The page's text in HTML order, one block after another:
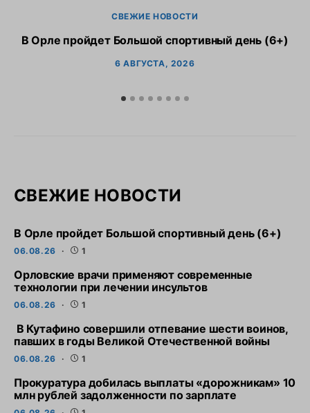
СВЕЖИЕ НОВОСТИ
В Орле пройдет Большой спортивный день (6+)
6 АВГУСТА, 2026
СВЕЖИЕ НОВОСТИ
В Орле пройдет Большой спортивный день (6+)
06.08.26 1
Орловские врачи применяют современные
технологии при лечении инсультов
06.08.26 1
В Кутафино совершили отпевание шести воинов,
павших в годы Великой Отечественной войны
06.08.26 1
Прокуратура добилась выплаты «дорожникам» 10
млн рублей задолженности по зарплате